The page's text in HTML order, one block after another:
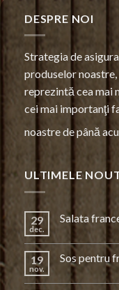
DESPRE NOI
Strategia de
produselor
reprezintă cea mai
cei mai importanţi
noastre de până
ULTIMELE
29
dec.
Salata
19
nov.
Sos pentru